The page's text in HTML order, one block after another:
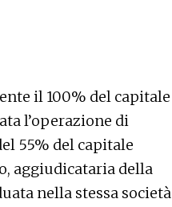
il 100% del capitale
l’operazione di
55% del capitale
aggiudicataria della
nella stessa società